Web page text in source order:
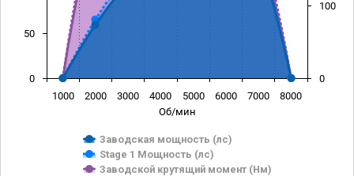
Об/мин
Заводская мощность (лс)
Stage 1 Мощность (лс)
Заводской крутящий момент (Нм)
1000 2000 3000 4000 5000 6000 7000 8000
0
50
0
100